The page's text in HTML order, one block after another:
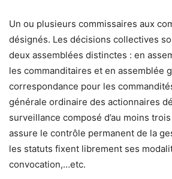
Un ou plusieurs commissaires aux
désignés. Les décisions collectives
deux assemblées distinctes : en
les commanditaires et en assemblée
correspondance pour les
générale ordinaire des actionnaires
surveillance composé d’au moins
assure le contrôle permanent de la
les statuts fixent librement ses
convocation,…etc.